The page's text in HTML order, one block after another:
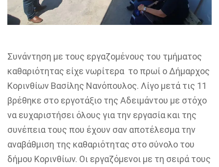
Συνάντηση με τους εργαζομένους του τμήματος
καθαριότητας είχε νωρίτερα το πρωί ο Δήμαρχος
Κορινθίων Βασίλης Νανόπουλος. Λίγο μετά τις 11
βρέθηκε στο εργοτάξιο της Αδειμάντου με στόχο
να ευχαριστήσει όλους για την εργασία και της
συνέπεια τους που έχουν σαν αποτέλεσμα την
αναβάθμιση της καθαριότητας στο σύνολο του
δήμου Κορινθίων. Οι εργαζόμενοι με τη σειρά τους